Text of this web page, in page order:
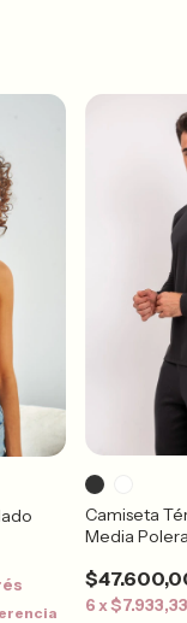
Camiseta
Media Polera
6x$7.933,33